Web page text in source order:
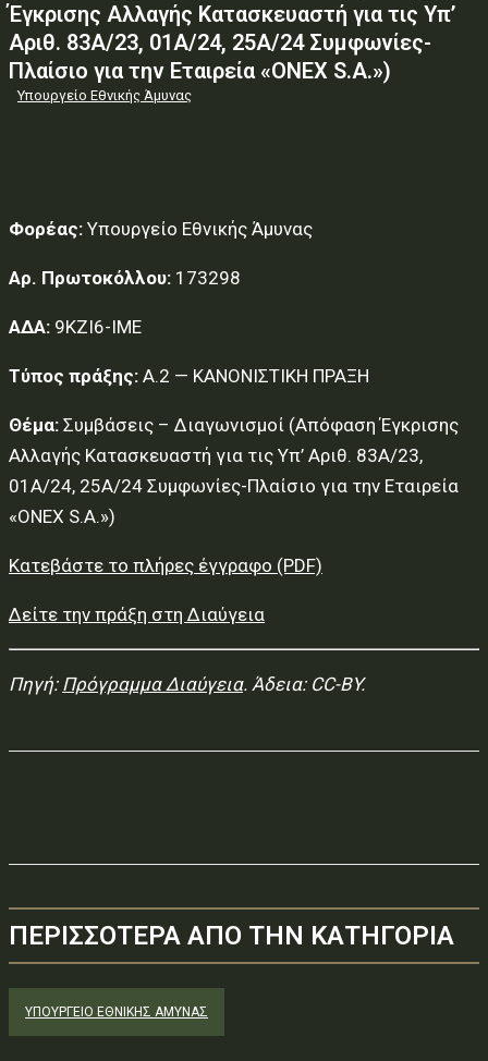
Έγκρισης Αλλαγής Κατασκευαστή για τις Υπ’
Αριθ. 83Α/23, 01Α/24, 25Α/24 Συμφωνίες-
Πλαίσιο για την Εταιρεία «ONEX S.A.»)
Υπουργείο Εθνικής Άμυνας
Φορέας: Υπουργείο Εθνικής Άμυνας
Αρ. Πρωτοκόλλου: 173298
ΑΔΑ: 9ΚΖΙ6-ΙΜΕ
Τύπος πράξης: Α.2 — ΚΑΝΟΝΙΣΤΙΚΗ ΠΡΑΞΗ
Θέμα: Συμβάσεις – Διαγωνισμοί (Απόφαση Έγκρισης
Αλλαγής Κατασκευαστή για τις Υπ’ Αριθ. 83Α/23,
01Α/24, 25Α/24 Συμφωνίες-Πλαίσιο για την Εταιρεία
«ONEX S.A.»)
Κατεβάστε το πλήρες έγγραφο (PDF)
Δείτε την πράξη στη Διαύγεια
Πηγή: Πρόγραμμα Διαύγεια. Άδεια: CC-BY.
ΠΕΡΙΣΣΟΤΕΡΑ ΑΠΟ ΤΗΝ ΚΑΤΗΓΟΡΙΑ
ΥΠΟΥΡΓΕΊΟ ΕΘΝΙΚΉΣ ΆΜΥΝΑΣ